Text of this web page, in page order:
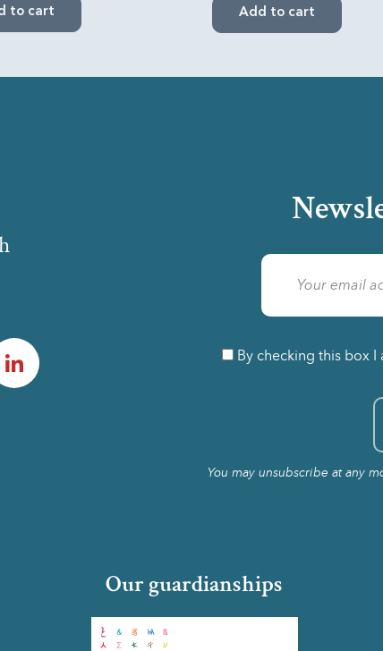
to cart Add to cart
By checking this box
You may unsubscribe at any
Our guardianships